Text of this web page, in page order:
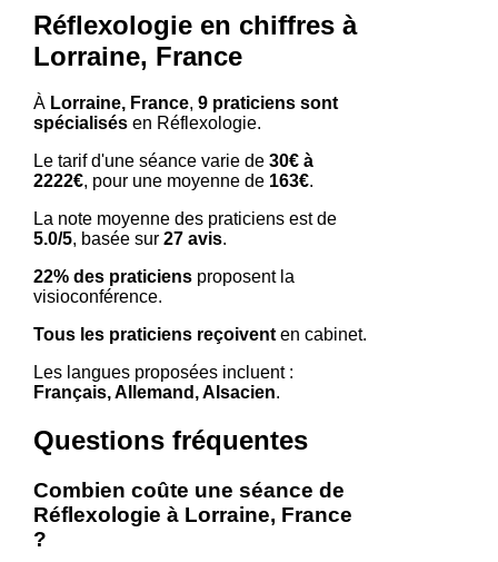
Réflexologie en chiffres à
Lorraine, France
À Lorraine, France, 9 praticiens sont
spécialisésen Réflexologie.
Le tarif d'une séance varie de 30€ à
2222€, pour une moyenne de 163€.
La note moyenne des praticiens est de
5.0/5, basée sur 27 avis.
22% des praticiensproposent la
visioconférence.
Tous les praticiens reçoiventen cabinet.
Les langues proposées incluent :
Français, Allemand, Alsacien.
Questions fréquentes
Combien coûte une séance de
Réflexologie à Lorraine, France
?